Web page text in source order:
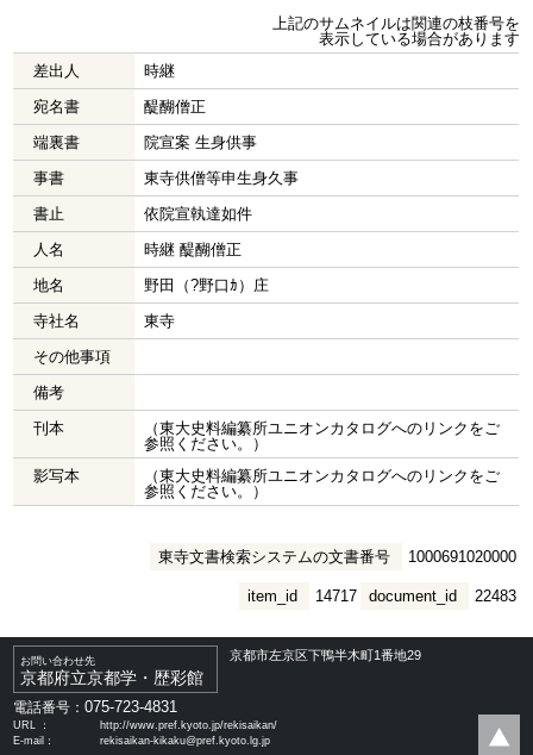
上記のサムネイルは関連の枝番号を
表示している場合があります
差出人
時継
宛名書
醍醐僧正
端裏書
院宣案 生身供事
事書
東寺供僧等申生身久事
書止
依院宣執達如件
人名
時継 醍醐僧正
地名
野田（?野口ｶ）庄
寺社名
東寺
その他事項
備考
刊本
（東大史料編纂所ユニオンカタログへのリンクをご
参照ください。）
影写本
（東大史料編纂所ユニオンカタログへのリンクをご
参照ください。）
東寺文書検索システムの文書番号 1000691020000
document_id 22483
item_id 14717
お問い合わせ先
京都府立京都学・歴彩館
京都市左京区下鴨半木町1番地29
電話番号：075-723-4831
URL ：
http://www.pref.kyoto.jp/rekisaikan/
E-mail：
rekisaikan-kikaku@pref.kyoto.lg.jp